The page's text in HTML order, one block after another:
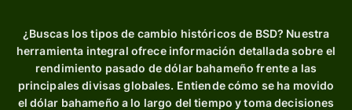
¿Buscas los tipos de cambio históricos de BSD? Nuestra
herramienta integral ofrece información detallada sobre el
rendimiento pasado de dólar bahameño frente a las
principales divisas globales. Entiende cómo se ha movido
el dólar bahameño a lo largo del tiempo y toma decisiones